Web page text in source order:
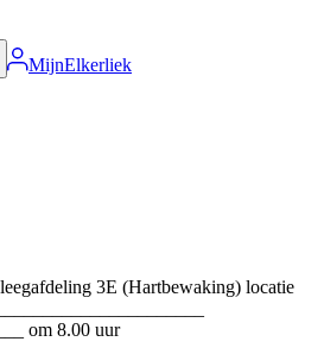
MijnElkerliek
3E (Hartbewaking) locatie
om 8.00 uur